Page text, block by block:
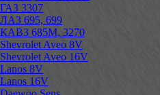
ГАЗ 3307
ЛАЗ 695, 699
КАВЗ 685М, 3270
Shevrolet Aveo 8V
Shevrolet Aveo 16V
Lanos 8V
Lanos 16V